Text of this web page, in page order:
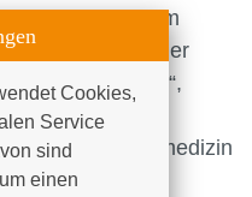
dem Klinikum
wird von der
begrüßt“,
Dekan und
Universitätsmedizin
Cookies,
Service
sind
einen